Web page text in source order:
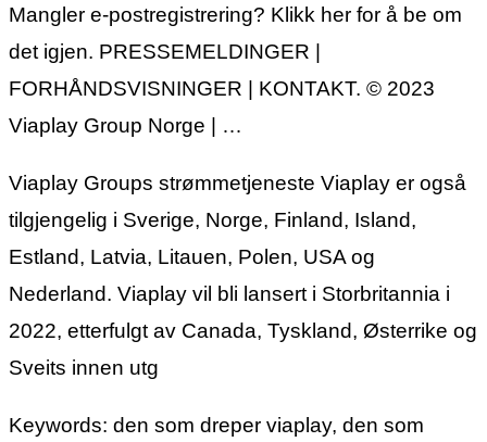
Mangler e-postregistrering? Klikk her for å be om
det igjen. PRESSEMELDINGER |
FORHÅNDSVISNINGER | KONTAKT. © 2023
Viaplay Group Norge | …
Viaplay Groups strømmetjeneste Viaplay er også
tilgjengelig i Sverige, Norge, Finland, Island,
Estland, Latvia, Litauen, Polen, USA og
Nederland. Viaplay vil bli lansert i Storbritannia i
2022, etterfulgt av Canada, Tyskland, Østerrike og
Sveits innen utg
Keywords: den som dreper viaplay, den som